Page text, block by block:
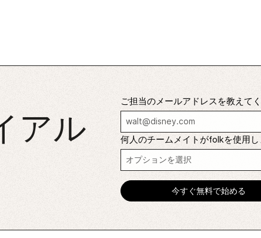
アル
ご担当のメールアドレスを教えてく
何人のチームメイトがfolkを使用し